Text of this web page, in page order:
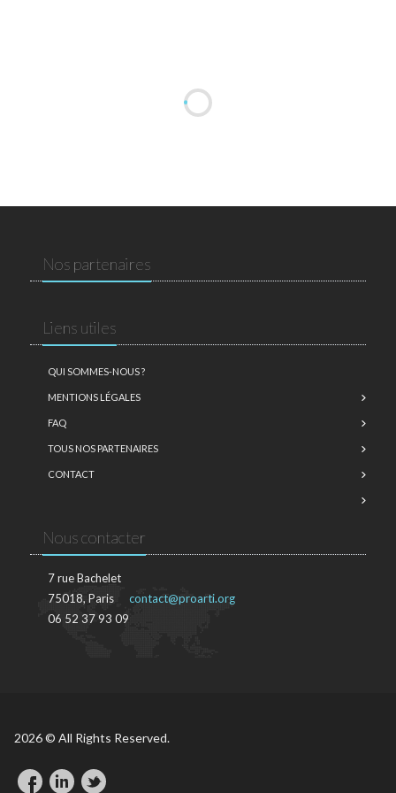
Nos partenaires
Liens utiles
QUI SOMMES-NOUS ?
MENTIONS LÉGALES
FAQ
TOUS NOS PARTENAIRES
CONTACT
Nous contacter
7 rue Bachelet
75018, Paris
06 52 37 93 09
contact@proarti.org
2026 © All Rights Reserved.